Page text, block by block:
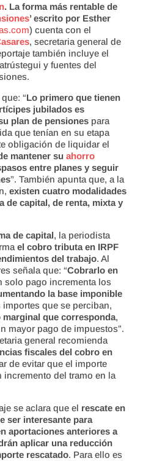
. La forma más rentable de
’ escrito por Esther
) cuenta con el
, secretaria general de
también incluye el
y fuentes del
“Lo primero que tienen
jubilados es
plan de pensionespara
que tenían en su etapa
obligación de liquidar el
mantener su ahorro
entre planes y seguir
”. También apunta que, a la
existen cuatro modalidades
de capital, de renta, mixta y
de capital, la periodista
el cobro tributa en IRPF
del trabajo. Al
señala que: “Cobrarlo en
solo pago incrementa los
la base imponible
que se perciban,
que corresponda,
mayor pago de impuestos”.
general recomienda
fiscales del cobro en
de evitar que el importe
incremento del tramo en la
se aclara que el rescate en
ser interesante para
aportaciones anteriores a
aplicar una reducción
rescatado. Para ello es